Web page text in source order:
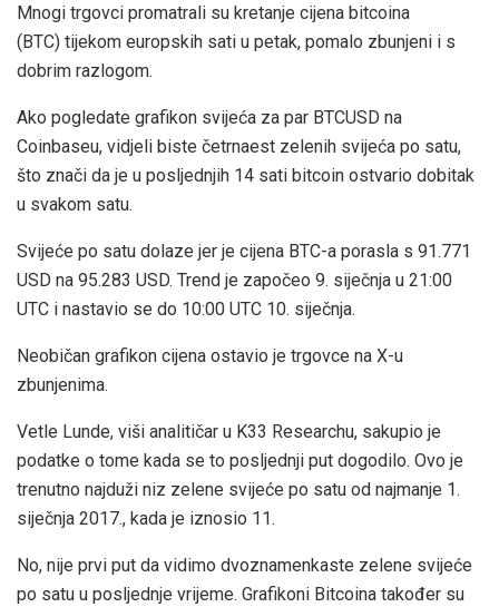
Mnogi trgovci promatrali su kretanje cijena bitcoina
(BTC) tijekom europskih sati u petak, pomalo zbunjeni i s
dobrim razlogom.
Ako pogledate grafikon svijeća za par BTCUSD na
Coinbaseu, vidjeli biste četrnaest zelenih svijeća po satu,
što znači da je u posljednjih 14 sati bitcoin ostvario dobitak
u svakom satu.
Svijeće po satu dolaze jer je cijena BTC-a porasla s 91.771
USD na 95.283 USD. Trend je započeo 9. siječnja u 21:00
UTC i nastavio se do 10:00 UTC 10. siječnja.
Neobičan grafikon cijena ostavio je trgovce na X-u
zbunjenima.
Vetle Lunde, viši analitičar u K33 Researchu, sakupio je
podatke o tome kada se to posljednji put dogodilo. Ovo je
trenutno najduži niz zelene svijeće po satu od najmanje 1.
siječnja 2017., kada je iznosio 11.
No, nije prvi put da vidimo dvoznamenkaste zelene svijeće
po satu u posljednje vrijeme. Grafikoni Bitcoina također su